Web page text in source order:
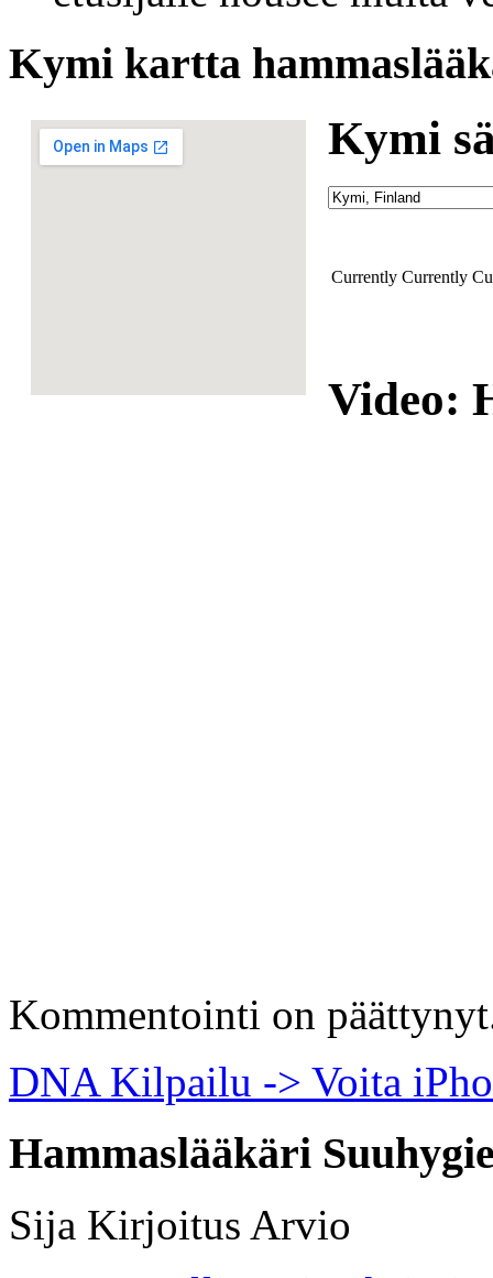
Kymi kartta
Kymi
Currently Currently
Video:
Kommentointi on
DNA Kilpailu -> Voita
Hammaslääkäri
Sija Kirjoitus Arvio